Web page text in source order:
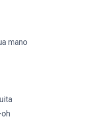
mano